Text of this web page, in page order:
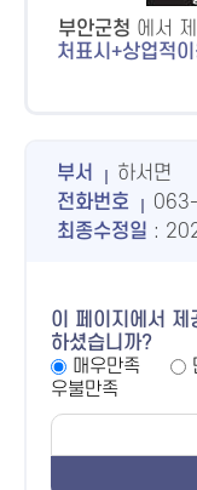
부안군청 에서
처표시+상업적
부서
하서면
전화번호
최종수정일 :
이 페이지에서
하셨습니까?
매우만족
우불만족